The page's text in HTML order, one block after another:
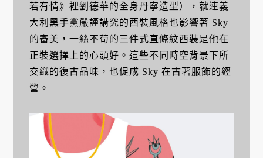
若有情》裡劉德華的全身丹寧造型），就連義
大利黑手黨嚴謹講究的西裝風格也影響著 Sky
的審美，一絲不苟的三件式直條紋西裝是他在
正裝選擇上的心頭好。這些不同時空背景下所
交織的復古品味，也促成 Sky 在古著服飾的經
營。